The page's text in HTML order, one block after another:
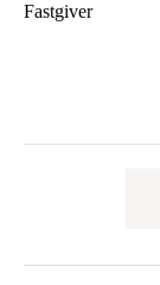
Fastgiver